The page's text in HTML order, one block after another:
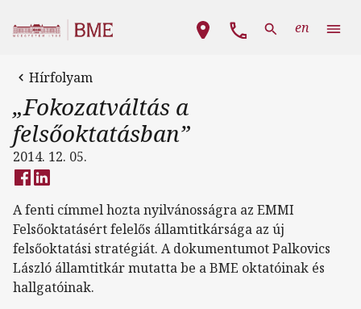
Fő navigáció
en
Hírfolyam
„Fokozatváltás a
felsőoktatásban”
2014. 12. 05.
A fenti címmel hozta nyilvánosságra az EMMI
Felsőoktatásért felelős államtitkársága az új
felsőoktatási stratégiát. A dokumentumot Palkovics
László államtitkár mutatta be a BME oktatóinak és
hallgatóinak.